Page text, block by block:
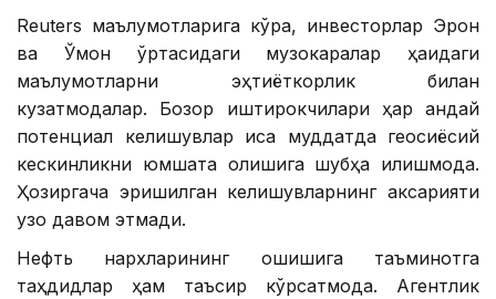
Reuters маълумотларига кўра, инвесторлар Эрон
ва Ўмон ўртасидаги музокаралар ҳақидаги
маълумотларни эҳтиёткорлик билан
кузатмоқдалар. Бозор иштирокчилари ҳар қандай
потенциал келишувлар қисқа муддатда геосиёсий
кескинликни юмшата олишига шубҳа қилишмоқда.
Ҳозиргача эришилган келишувларнинг аксарияти
узоқ давом этмади.
Нефть нархларининг ошишига таъминотга
таҳдидлар ҳам таъсир кўрсатмоқда. Агентлик